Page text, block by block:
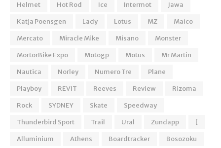
Helmet
Hot Rod Ice Intermot
Jawa
Katja Poensgen
Lady Lotus MZ
Maico
Mercato
Miracle Mike Misano
Monster
MortorBike Expo
Motogp Motus
Mr Martin
Nautica
Norley Numero Tre
Plane
Playboy
REVIT Reeves Review
Rizoma
Rock
SYDNEY Skate
Speedway
Thunderbird Sport
Trail Ural Zundapp
[
Alluminium
Athens Boardtracker
Bosozoku